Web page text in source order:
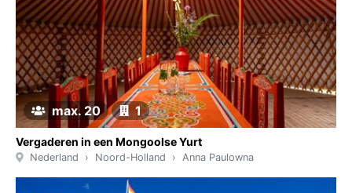
max. 20 1
Vergaderen in een Mongoolse Yurt
Nederland Noord-Holland Anna Paulowna